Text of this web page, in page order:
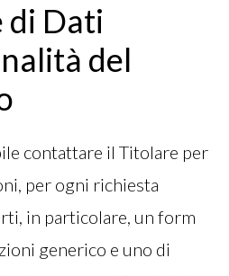
di Dati
del
contattare il Titolare per
per ogni richiesta
in particolare, un form
generico e uno di